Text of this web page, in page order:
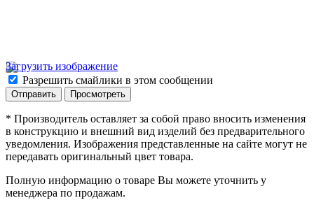
Загрузить изображение
Разрешить смайлики в этом сообщении
* Производитель оставляет за собой право вносить изменения
в конструкцию и внешний вид изделий без предварительного
уведомления. Изображения представленные на сайте могут не
передавать оригинальный цвет товара.
Полную информацию о товаре Вы можете уточнить у
менеджера по продажам.